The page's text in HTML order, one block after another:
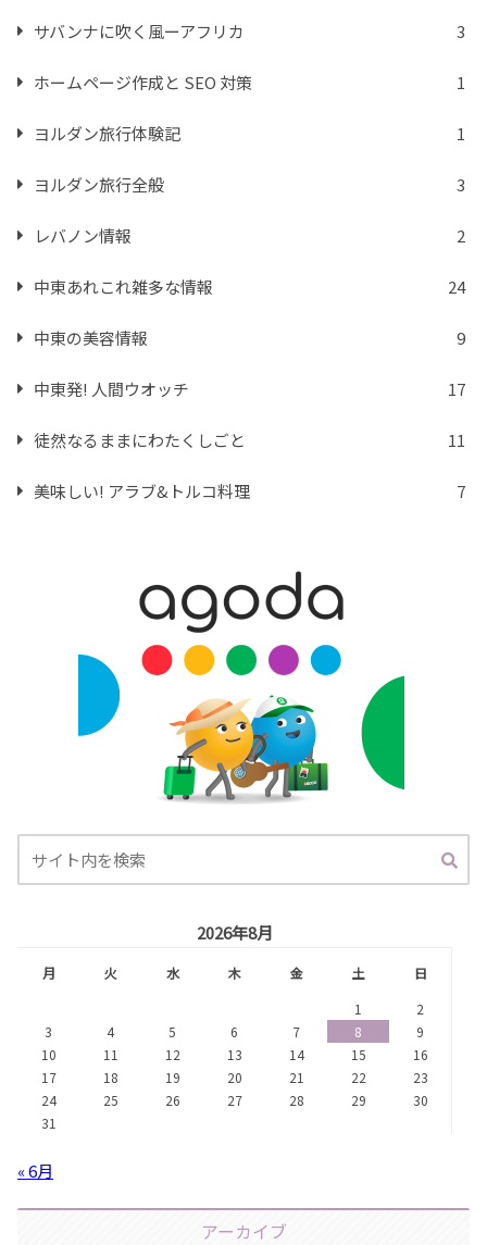
サバンナに吹く風ーアフリカ 3
ホームページ作成と SEO 対策 1
ヨルダン旅行体験記 1
ヨルダン旅行全般 3
レバノン情報 2
中東あれこれ雑多な情報 24
中東の美容情報 9
中東発! 人間ウオッチ 17
徒然なるままにわたくしごと 11
美味しい! アラブ&トルコ料理 7
2026年8月
月 火 水 木 金 土
日
1
2
3
4 5 6 7 8
9
10
11 12 13 14 15
16
17
18 19 20 21 22
23
24
25 26 27 28 29
30
31
« 6月
アーカイブ